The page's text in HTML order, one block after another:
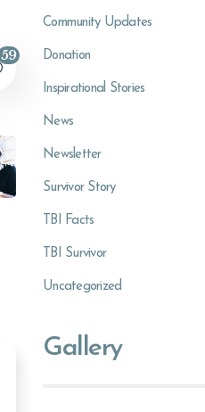
59
Community Updates
Donation
Inspirational Stories
News
Newsletter
Survivor Story
TBI Facts
TBI Survivor
Uncategorized
Gallery